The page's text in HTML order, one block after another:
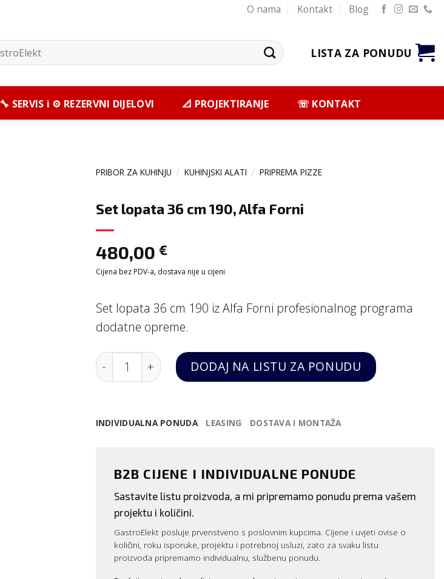
O nama Kontakt Blog
LISTA ZA PONUDU
🔧 SERVIS i ⚙️ REZERVNI DIJELOVI 📐 PROJEKTIRANJE ☏ KONTAKT
PRIBOR ZA KUHINJU / KUHINJSKI ALATI / PRIPREMA PIZZE
Set lopata 36 cm 190, Alfa Forni
480,00 €
Cijena bez PDV-a, dostava nije u cijeni
Set lopata 36 cm 190 iz Alfa Forni profesionalnog programa
dodatne opreme.
Set lopata 36 cm 190, Alfa Forni quantity
DODAJ NA LISTU ZA PONUDU
INDIVIDUALNA PONUDA LEASING DOSTAVA I MONTAŽA
B2B CIJENE I INDIVIDUALNE PONUDE
Sastavite listu proizvoda, a mi pripremamo ponudu prema vašem
projektu i količini.
GastroElekt posluje prvenstveno s poslovnim kupcima. Cijene i uvjeti ovise o
količini, roku isporuke, projektu i potrebnoj usluzi, zato za svaku listu
proizvoda pripremamo individualnu, službenu ponudu.